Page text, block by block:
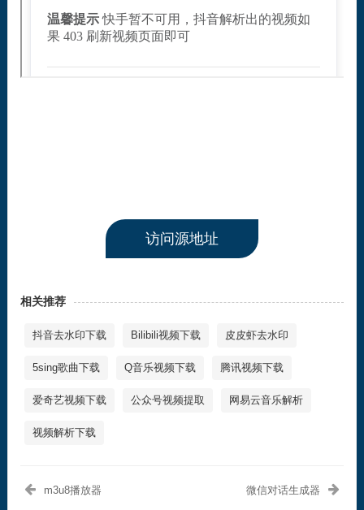
访问源地址
相关推荐
抖音去水印下载 Bilibili视频下载 皮皮虾去水印
5sing歌曲下载 Q音乐视频下载 腾讯视频下载
爱奇艺视频下载 公众号视频提取 网易云音乐解析
视频解析下载
m3u8播放器 微信对话生成器